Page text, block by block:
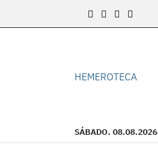
HEMEROTECA
SÁBADO. 08.08.2026